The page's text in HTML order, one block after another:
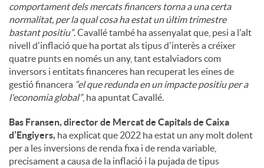
comportament dels mercats financers torna a una certa
normalitat, per la qual cosa ha estat un últim trimestre
bastant positiu”. Cavallé també ha assenyalat que, pesi a l'alt
nivell d'inflació que ha portat als tipus d'interès a créixer
quatre punts en només un any, tant estalviadors com
inversors i entitats financeres han recuperat les eines de
gestió financera “el que redunda en un impacte positiu per a
l'economia global”, ha apuntat Cavallé.
Bas Fransen, director de Mercat de Capitals de Caixa
d’Engiyers, ha explicat que 2022 ha estat un any molt dolent
per a les inversions de renda fixa i de renda variable,
precisament a causa de la inflació i la pujada de tipus